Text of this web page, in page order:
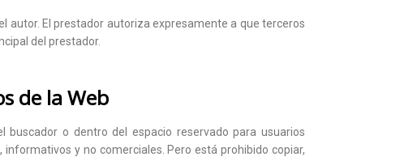
autor. El prestador autoriza expresamente a que terceros
del prestador.
de la Web
o dentro del espacio reservado para usuarios
y no comerciales. Pero está prohibido copiar,